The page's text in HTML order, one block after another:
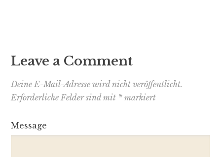
Leave a Comment
Deine E-Mail-Adresse wird nicht veröffentlicht.
Erforderliche Felder sind mit *markiert
Message